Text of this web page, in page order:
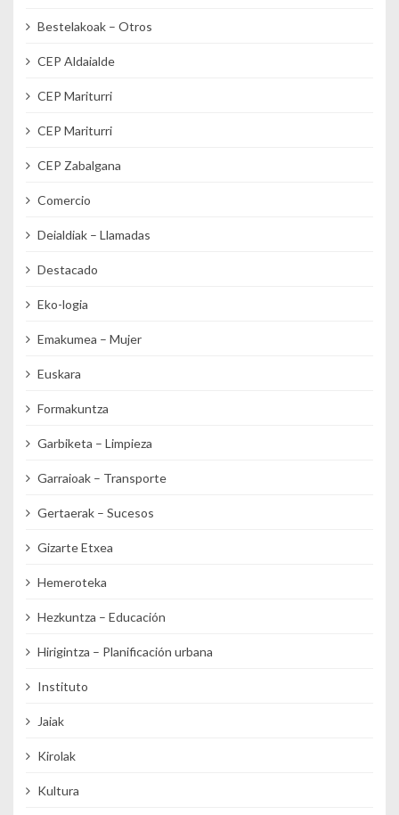
Bestelakoak – Otros
CEP Aldaialde
CEP Mariturri
CEP Mariturri
CEP Zabalgana
Comercio
Deialdiak – Llamadas
Destacado
Eko-logia
Emakumea – Mujer
Euskara
Formakuntza
Garbiketa – Limpieza
Garraioak – Transporte
Gertaerak – Sucesos
Gizarte Etxea
Hemeroteka
Hezkuntza – Educación
Hirigintza – Planificación urbana
Instituto
Jaiak
Kirolak
Kultura